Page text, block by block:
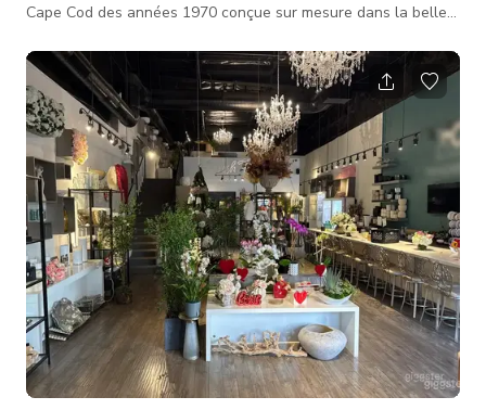
Cape Cod des années 1970 conçue sur mesure dans la belle
minutes de LA. Avec accès à la salle de bain depuis le jardin